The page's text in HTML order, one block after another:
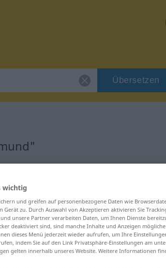
Übersetzen
wichtig
und greifen auf personenbezogene Daten wie
zu. Durch Auswahl von Akzeptieren aktivieren Sie
unsere Partner verarbeiten Daten, um Ihnen Dienste
deaktiviert sind, sind manche Inhalte und Anzeigen
dieses Menü jederzeit wieder aufrufen, um Ihre
indem Sie auf den Link Privatsphäre-Einstellungen am
gelten innerhalb unseres Website. Weitere Informationen